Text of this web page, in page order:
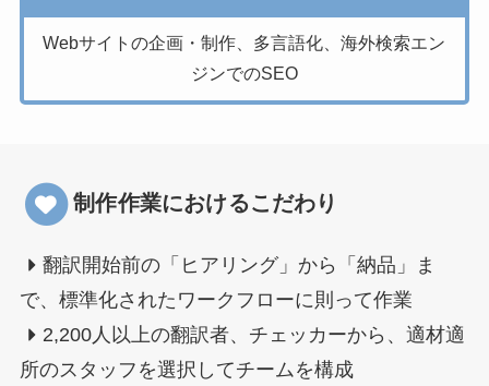
Webサイトの企画・制作、多言語化、海外検索エン
ジンでのSEO
制作作業におけるこだわり
翻訳開始前の「ヒアリング」から「納品」ま
で、標準化されたワークフローに則って作業
2,200人以上の翻訳者、チェッカーから、適材適
所のスタッフを選択してチームを構成